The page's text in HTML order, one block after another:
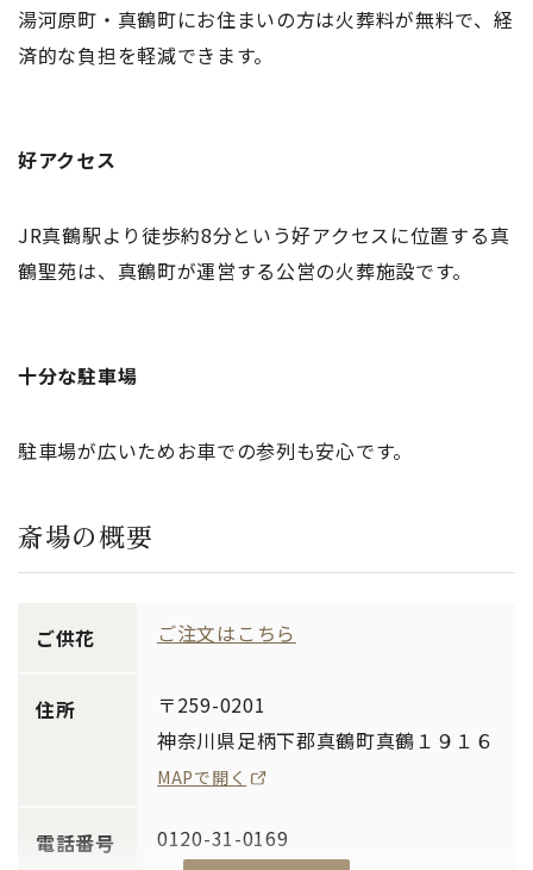
湯河原町・真鶴町にお住まいの方は火葬料が無料で、経
済的な負担を軽減できます。
好アクセス
JR真鶴駅より徒歩約8分という好アクセスに位置する真
鶴聖苑は、真鶴町が運営する公営の火葬施設です。
十分な駐車場
駐車場が広いためお車での参列も安心です。
斎場の概要
ご供花 ご注文はこちら
住所
〒259-0201
神奈川県足柄下郡真鶴町真鶴１９１６
MAPで開く
電話番号 0120-31-0169